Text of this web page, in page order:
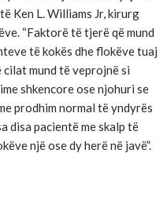
Ken L. Williams Jr, kirurg
“Faktorë të tjerë që mund
të kokës dhe flokëve tuaj
mund të veprojnë si
shkencore ose njohuri se
prodhim normal të yndyrës
disa pacientë me skalp të
një ose dy herë në javë”.